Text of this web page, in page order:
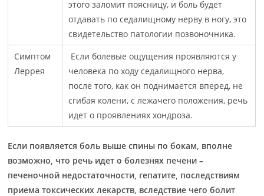
этого заломит поясницу, и боль будет
отдавать по седалищному нерву в ногу, это
свидетельство патологии позвоночника.
Симптом
Леррея
Если болевые ощущения проявляются у
человека по ходу седалищного нерва,
после того, как он поднимается вперед, не
сгибая колени, с лежачего положения, речь
идет о проявлениях хондроза.
Если появляется боль выше спины по бокам, вполне
возможно, что речь идет о болезнях печени –
печеночной недостаточности, гепатите, последствиям
приема токсических лекарств, вследствие чего болит